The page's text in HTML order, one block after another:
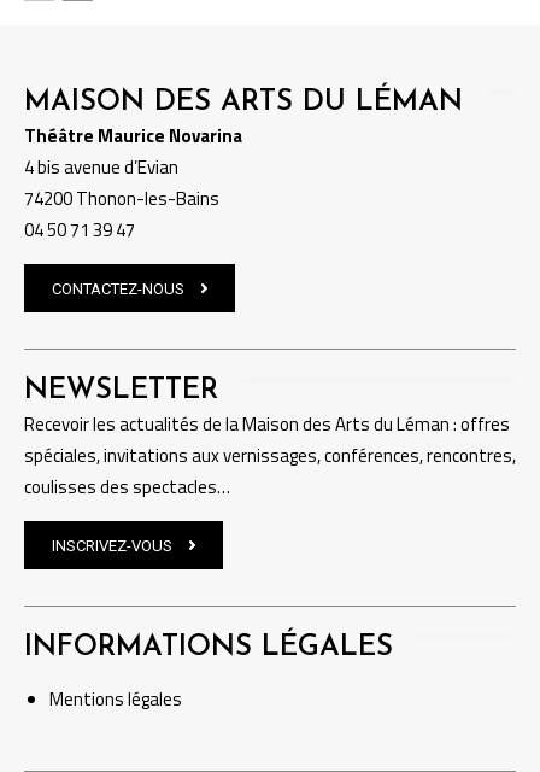
MAISON DES ARTS DU LÉMAN
Théâtre Maurice Novarina
4 bis avenue d’Evian
74200 Thonon-les-Bains
04 50 71 39 47
CONTACTEZ-NOUS
NEWSLETTER
Recevoir les actualités de la Maison des Arts du Léman : offres
spéciales, invitations aux vernissages, conférences, rencontres,
coulisses des spectacles…
INSCRIVEZ-VOUS
INFORMATIONS LÉGALES
Mentionslégales